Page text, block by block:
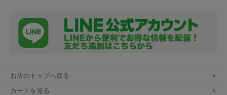
お店のトップへ戻る
カートを見る